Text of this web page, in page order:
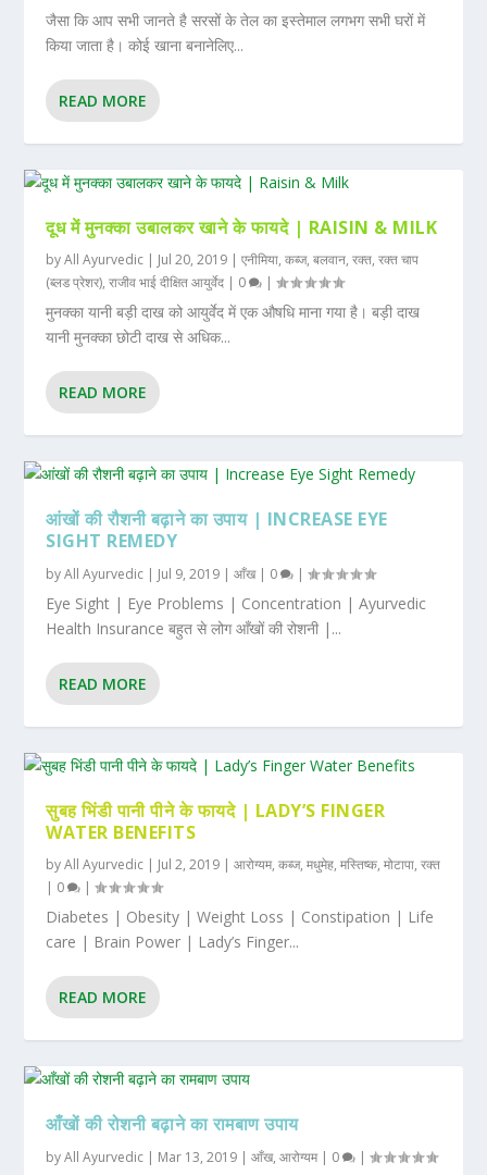
जैसा कि आप सभी जानते है सरसों के तेल का इस्तेमाल लगभग सभी घरों में
किया जाता है। कोई खाना बनानेलिए...
READ MORE
दूध में मुनक्का उबालकर खाने के फायदे | RAISIN & MILK
byAll Ayurvedic | Jul 20, 2019 |एनीमिया,कब्ज,बलवान,रक्त,रक्त चाप
(ब्लड प्रेशर),राजीव भाई दीक्षित आयुर्वेद | 0 |
मुनक्का यानी बड़ी दाख को आयुर्वेद में एक औषधि माना गया है। बड़ी दाख
यानी मुनक्का छोटी दाख से अधिक...
READ MORE
आंखों की रौशनी बढ़ाने का उपाय | INCREASE EYE
SIGHT REMEDY
byAll Ayurvedic | Jul 9, 2019 |आँख| 0 |
Eye Sight | Eye Problems | Concentration | Ayurvedic
Health Insurance बहुत से लोग आँखों की रोशनी |...
READ MORE
सुबह भिंडी पानी पीने के फायदे | LADY’S FINGER
WATER BENEFITS
byAll Ayurvedic | Jul 2, 2019 |आरोग्यम,कब्ज,मधुमेह,मस्तिष्क,मोटापा,रक्त
| 0 |
Diabetes | Obesity | Weight Loss | Constipation | Life
care | Brain Power | Lady’s Finger...
READ MORE
आँखों की रोशनी बढ़ाने का रामबाण उपाय
byAll Ayurvedic | Mar 13, 2019 |आँख,आरोग्यम | 0 |